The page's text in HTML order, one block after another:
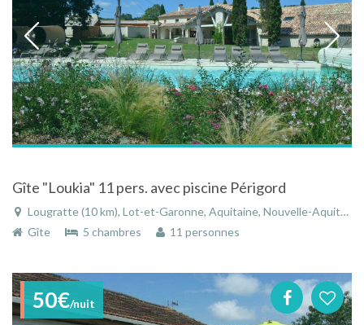
Gîte "Loukia" 11 pers. avec piscine Périgord
Lougratte (10 km), Lot-et-Garonne, Aquitaine, Nouvelle-Aquitaine, France
Gîte
5 chambres 11 personnes
50€/nuit